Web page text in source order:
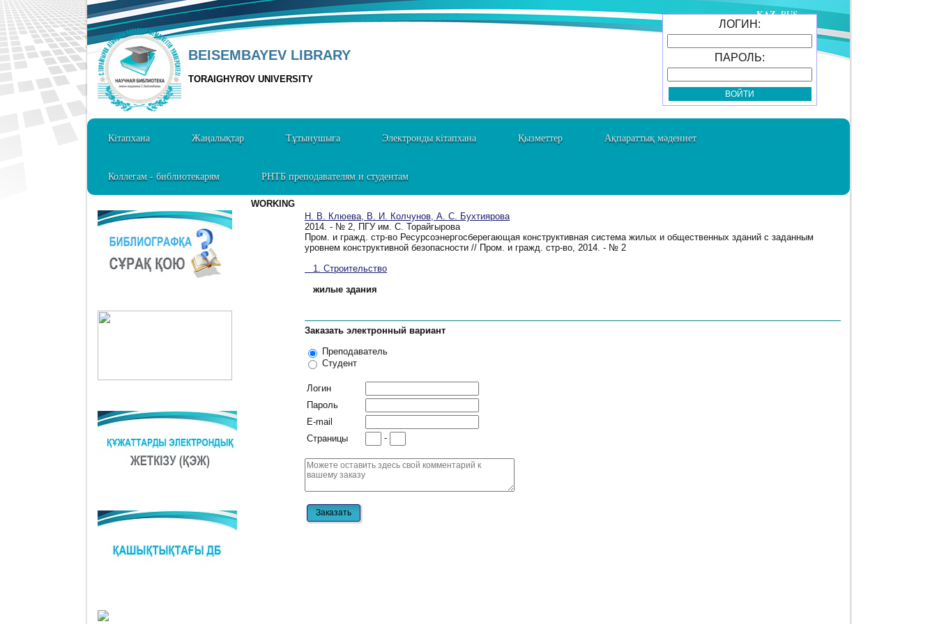
BEISEMBAYEV LIBRARY
TORAIGHYROV UNIVERSITY
ЛОГИН:
ПАРОЛЬ:
KAZ RUS
Кітапхана Жаңалықтар Тұтынушыға Электронды кітапхана Қызметтер Ақпараттық мәдениет
Коллегам - библиотекарям РНТБ преподавателям и студентам
WORKING
Н. В. Клюева, В. И. Колчунов, А. С. Бухтиярова
2014. - № 2, ПГУ им. С. Торайгырова
Пром. и гражд. стр-во Ресурсоэнергосберегающая конструктивная система жилых и общественных зданий с заданным
уровнем конструктивной безопасности // Пром. и гражд. стр-во, 2014. - № 2
1. Строительство
жилые здания
Заказать электронный вариант
Преподаватель
Студент
Логин
Пароль
E-mail
Страницы
-